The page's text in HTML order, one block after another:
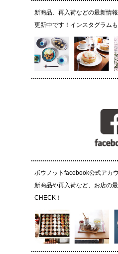
新商品、再入荷などの最新情
更新中です！インスタグラム
ボウノットfacebook公式アカウ
新商品や再入荷など、お店の
CHECK！